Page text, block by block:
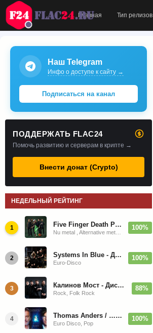
Главная Тип релизов
Наш Telegram
Инфо о доступе к сайту →
Подписаться на канал
ПОДДЕРЖАТЬ FLAC24
Помочь развитию и серверам в крипте →
Внести донат (Crypto)
НЕДЕЛЬНЫЙ РЕЙТИНГ
1 Five Finger Death Punch - Дискография (2008-2026) 100%
2 Systems In Blue - Дискография (2020-2026)
Euro-Disco
100%
3 Калинов Мост - Дискография (1986-2026)
Rock, Folk Rock
88%
4 Thomas Anders / … Sings Modern Talking: The Best hi-res
Euro Disco, Pop
100%